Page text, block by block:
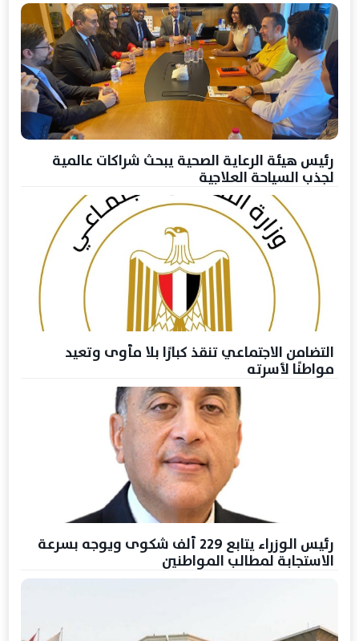
رئيس هيئة الرعاية الصحية يبحث شراكات عالمية
لجذب السياحة العلاجية
التضامن الاجتماعي تنقذ كبارًا بلا مأوى وتعيد
مواطنًا لأسرته
رئيس الوزراء يتابع 229 ألف شكوى ويوجه بسرعة
الاستجابة لمطالب المواطنين